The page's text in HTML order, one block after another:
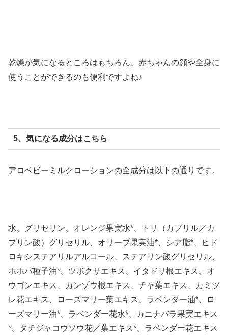
乾燥が気になるところはもちろん、赤ちゃんの顔や全身に
使うことができるのも便利ですよね♪
5、気になる成分はこちら
アロベビーミルクローションの全成分は以下の通りです。
水、グリセリン、オレンジ果実水*、トリ（カプリル／カ
プリン酸）グリセリル、オリーブ果実油*、シア脂*、ヒド
ロキシステアリルアルコール、ステアリン酸グリセリル、
ホホバ種子油*、ツボクサエキス、イタドリ根エキス、オ
ウゴンエキス、カンゾウ根エキス、チャ葉エキス、カミツ
レ花エキス、ローズマリー葉エキス、ラベンダー油*、ロ
ーズマリー油*、ラベンダー花水*、カニナバラ果実エキス
*、タチジャコウソウ花／葉エキス*、ラベンダー花エキス